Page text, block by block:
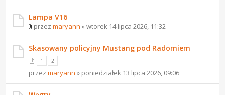
Lampa V16
przezmaryann » wtorek 14 lipca 2026, 11:32
Skasowany policyjny Mustang pod Radomiem
1 2
przezmaryann » poniedziałek 13 lipca 2026, 09:06